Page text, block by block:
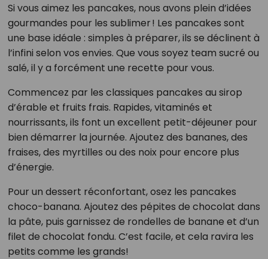
Si vous aimez les pancakes, nous avons plein d’idées
gourmandes pour les sublimer ! Les pancakes sont
une base idéale : simples à préparer, ils se déclinent à
l’infini selon vos envies. Que vous soyez team sucré ou
salé, il y a forcément une recette pour vous.
Commencez par les classiques pancakes au sirop
d’érable et fruits frais. Rapides, vitaminés et
nourrissants, ils font un excellent petit-déjeuner pour
bien démarrer la journée. Ajoutez des bananes, des
fraises, des myrtilles ou des noix pour encore plus
d’énergie.
Pour un dessert réconfortant, osez les pancakes
choco-banana. Ajoutez des pépites de chocolat dans
la pâte, puis garnissez de rondelles de banane et d’un
filet de chocolat fondu. C’est facile, et cela ravira les
petits comme les grands!